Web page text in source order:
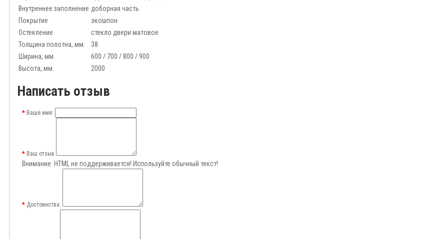
Внутреннее заполнение доборная часть
Покрытие
экошпон
Остекление
стекло двери матовое
Толщина полотна, мм.
38
Ширина, мм.
600 / 700 / 800 / 900
Высота, мм.
2000
Написать отзыв
Ваше имя:
Ваш отзыв
Внимание: HTML не поддерживается! Используйте обычный текст!
Достоинства: